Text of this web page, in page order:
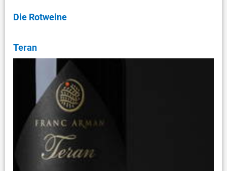
Die Rotweine
Teran